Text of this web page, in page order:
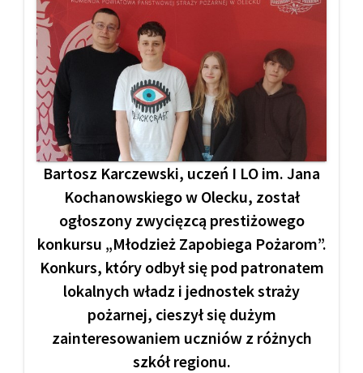
Bartosz Karczewski, uczeń I LO im. Jana
Kochanowskiego w Olecku, został
ogłoszony zwycięzcą prestiżowego
konkursu „Młodzież Zapobiega Pożarom”.
Konkurs, który odbył się pod patronatem
lokalnych władz i jednostek straży
pożarnej, cieszył się dużym
zainteresowaniem uczniów z różnych
szkół regionu.